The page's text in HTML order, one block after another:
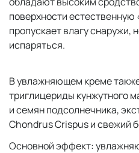
поверхности
пропускает влагу снаружи,
испаряться.
В увлажняющем креме
триглицериды кунжутного
и семян подсолнечника,
Chondrus Crispus и свежий
Основной эффект: